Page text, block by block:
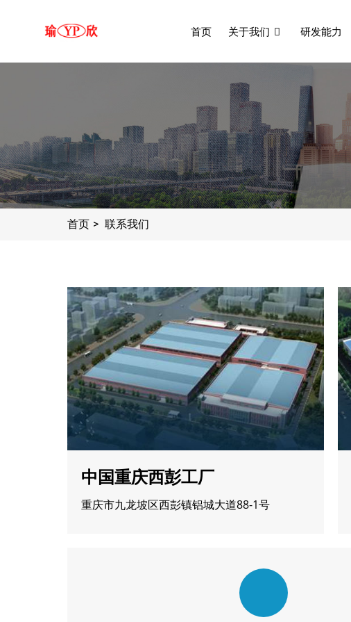
首页 关于我们 研发能力
首页 联系我们
中国重庆西彭工厂
重庆市九龙坡区西彭镇铝城大道88-1号